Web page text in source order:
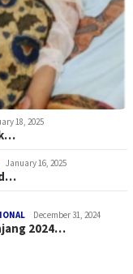
18, 2025
January 16, 2025
d…
December 31, 2024
2024…